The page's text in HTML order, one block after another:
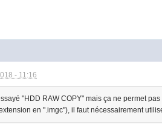
- 11:16
"HDD RAW COPY" mais ça ne permet
en ".imgc"), il faut nécessairement